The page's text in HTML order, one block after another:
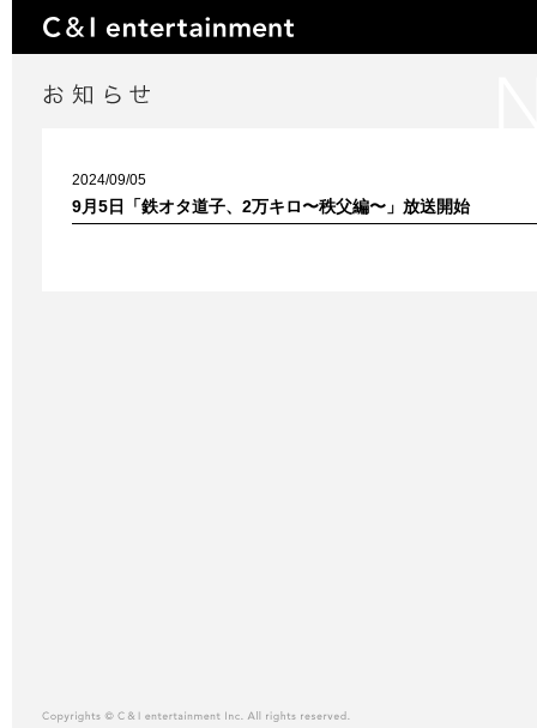
2024/09/05
9月5日「鉄オタ道子、2万キロ〜秩父編〜」放送開始